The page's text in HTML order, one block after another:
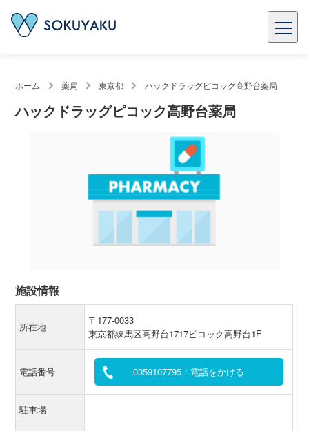
ホーム 薬局 東京都 ハックドラッグピコック高野台薬局
ハックドラッグピコック高野台薬局
施設情報
所在地
〒177-0033
東京都練馬区高野台1717ピコック高野台1F
電話番号 0359107795：電話をかける
駐車場